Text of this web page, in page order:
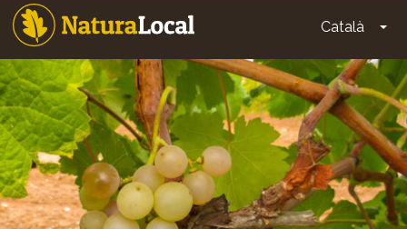
Català
Main
navigation